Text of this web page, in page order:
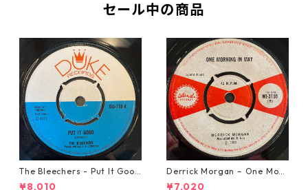
セール中の商品
The Bleechers - Put It Good
【7-21637】
¥8,010
Derrick Morgan – One Morn
ing In May【7-21653】
¥7,020